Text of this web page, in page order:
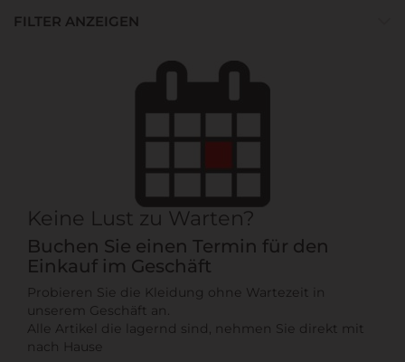
FILTER ANZEIGEN
Keine Lust zu Warten?
Buchen Sie einen Termin für den
Einkauf im Geschäft
Probieren Sie die Kleidung ohne Wartezeit in
unserem Geschäft an.
Alle Artikel die lagernd sind, nehmen Sie direkt mit
nach Hause